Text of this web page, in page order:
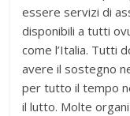
essere servizi di
disponibili a tutti
come l’Italia. Tutti
avere il sostegno
per tutto il tempo
il lutto. Molte